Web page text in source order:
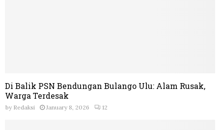
Di Balik PSN Bendungan Bulango Ulu: Alam Rusak,
Warga Terdesak
by Redaksi January 8, 2026 12